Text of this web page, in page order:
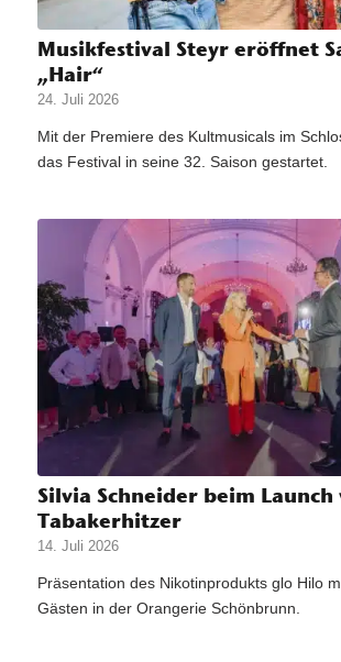
Musikfestival Steyr eröffnet
„Hair“
24. Juli 2026
Mit der Premiere des Kultmusicals im
das Festival in seine 32. Saison gestartet.
Silvia Schneider beim Launch
Tabakerhitzer
14. Juli 2026
Präsentation des Nikotinprodukts glo Hilo
Gästen in der Orangerie Schönbrunn.